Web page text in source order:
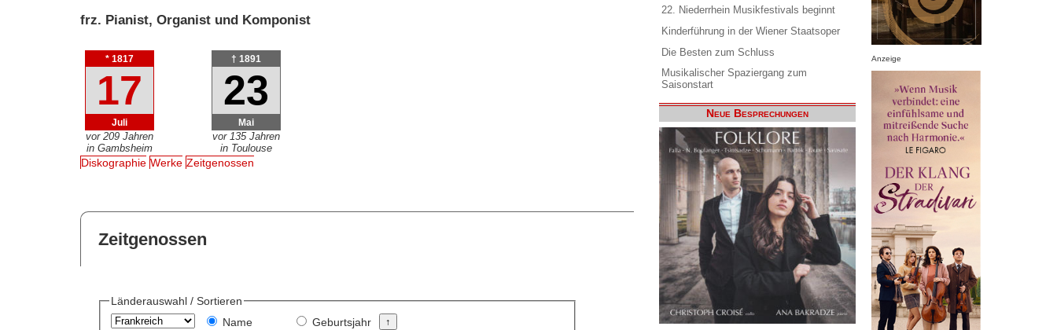
frz. Pianist, Organist und Komponist
* 1817
17
Juli
vor 209 Jahren
in Gambsheim
† 1891
23
Mai
vor 135 Jahren
in Toulouse
Diskographie Werke Zeitgenossen
Zeitgenossen
Länderauswahl / Sortieren
Name
Geburtsjahr
22. Niederrhein Musikfestivals beginnt
Kinderführung in der Wiener Staatsoper
Die Besten zum Schluss
Musikalischer Spaziergang zum
Saisonstart
Neue Besprechungen
Anzeige